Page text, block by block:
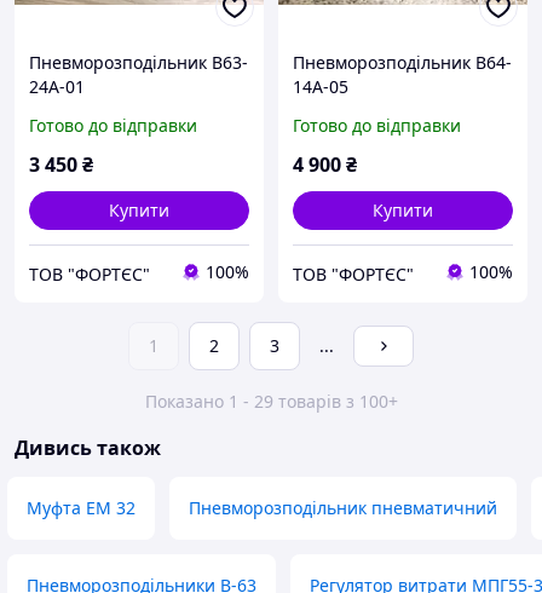
Пневморозподільник В63-
24А-01
Готово до відправки
3 450₴
Купити
ТОВ "ФОРТЄС" 100%
Пневморозподільник В64-
14А-05
Готово до відправки
4 900₴
Купити
ТОВ "ФОРТЄС" 100%
1 2 3 ...
Показано 1 - 29 товарів з 100+
Дивись також
Муфта ЕМ 32 Пневморозподільник пневматичний
Пневморозподільники В-63 Регулятор витрати МПГ55-